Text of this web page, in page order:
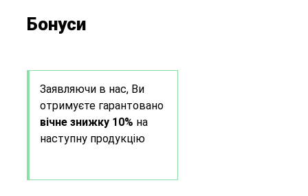
Бонуси
Заявляючи в нас, Ви
отримуєте гарантовано
вічне знижку 10% на
наступну продукцію